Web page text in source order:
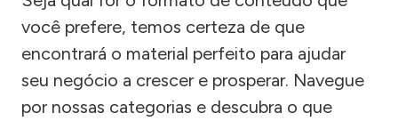
você prefere, temos certeza de que
encontrará o material perfeito para ajudar
seu negócio a crescer e prosperar. Navegue
por nossas categorias e descubra o que